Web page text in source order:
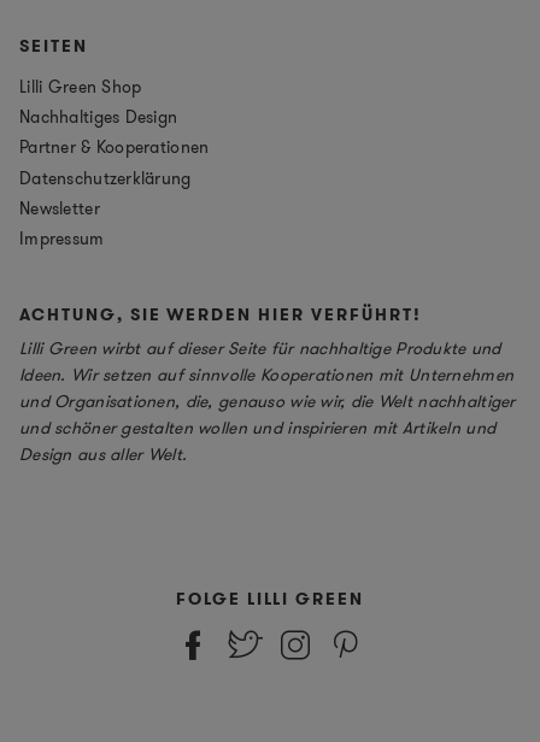
SEITEN
Lilli Green Shop
Nachhaltiges Design
Partner & Kooperationen
Datenschutzerklärung
Newsletter
Impressum
ACHTUNG, SIE WERDEN HIER VERFÜHRT!
Lilli Green wirbt auf dieser Seite für nachhaltige Produkte und
Ideen. Wir setzen auf sinnvolle Kooperationen mit Unternehmen
und Organisationen, die, genauso wie wir, die Welt nachhaltiger
und schöner gestalten wollen und inspirieren mit Artikeln und
Design aus aller Welt.
FOLGE LILLI GREEN